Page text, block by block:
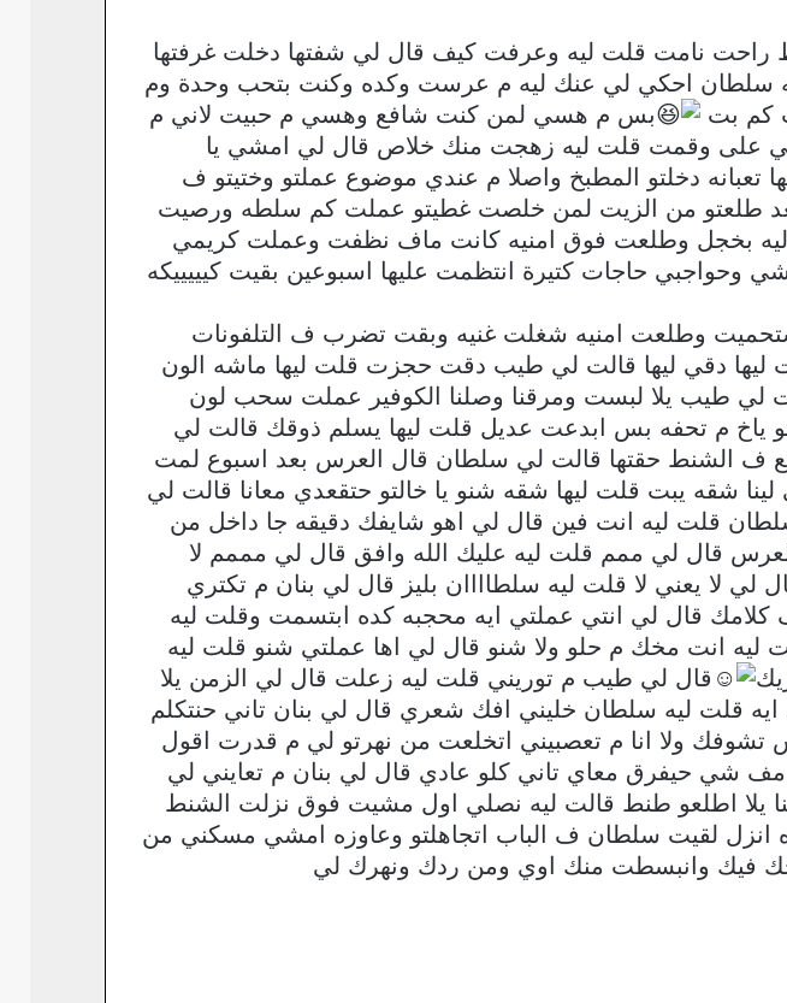
راحت نامت قلت ليه وعرفت كيف قال لي شفتها دخلت غرفتها
سلطان احكي لي عنك ليه م عرست وكده وكنت بتحب وحدة وم
كم بت
بس م هسي لمن كنت شافع وهسي م حبيت لاني م
على وقمت قلت ليه زهجت منك خلاص قال لي امشي يا
دخلتو المطبخ واصلا م عندي موضوع عملتو وختيتو ف
بعد طلعتو من الزيت لمن خلصت غطيتو عملت كم سلطه ورصيت
ليه بخجل وطلعت فوق امنيه كانت ماف نظفت وعملت كريمي
حاجات كتيرة انتظمت عليها اسبوعين بقيت كيييييكه
وطلعت امنيه شغلت غنيه وبقت تضرب ف التلفونات
ليها دقي ليها قالت لي طيب دقت حجزت قلت ليها ماشه الون
لي طيب يلا لبست ومرقنا وصلنا الكوفير عملت سحب لون
ياخ م تحفه بس ابدعت عديل قلت ليها يسلم ذوقك قالت لي
ف الشنط حقتها قالت لي سلطان قال العرس بعد اسبوع لمت
شقه يبت قلت ليها شقه شنو يا خالتو حتقعدي معانا قالت لي
قلت ليه انت فين قال لي اهو شايفك دقيقه جا داخل من
قال لي ممم قلت ليه عليك الله وافق قال لي مممم لا
يعني لا قلت ليه سلطاااان بليز قال لي بنان م تكتري
قال لي انتي عملتي ايه محجبه كده ابتسمت وقلت ليه
انت مخك م حلو ولا شنو قال لي اها عملتي شنو قلت ليه
قال لي طيب م توريني قلت ليه زعلت قال لي الزمن يلا
قلت ليه سلطان خليني افك شعري قال لي بنان تاني حنتكلم
ولا انا م تعصبيني اتخلعت من نهرتو لي م قدرت اقول
شي حيفرق معاي تاني كلو عادي قال لي بنان م تعايني لي
اطلعو طنط قالت ليه نصلي اول مشيت فوق نزلت الشنط
انزل لقيت سلطان ف الباب اتجاهلتو وعاوزه امشي مسكني من
فيك وانبسطت منك اوي ومن ردك ونهرك لي